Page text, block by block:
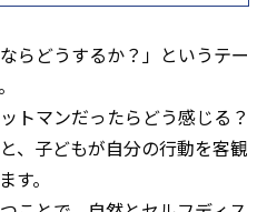
らどうするか？」というテー
トマンだったらどう感じる？
、子どもが自分の行動を客観
す。